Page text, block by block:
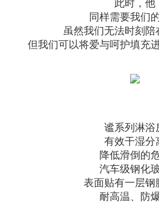
此时，他
同样需要我们
虽然我们无法时刻陪
但我们可以将爱与呵护填充
谧系列淋浴
有效干湿分
降低滑倒的
汽车级钢化
表面贴有一层钢
耐高温、防